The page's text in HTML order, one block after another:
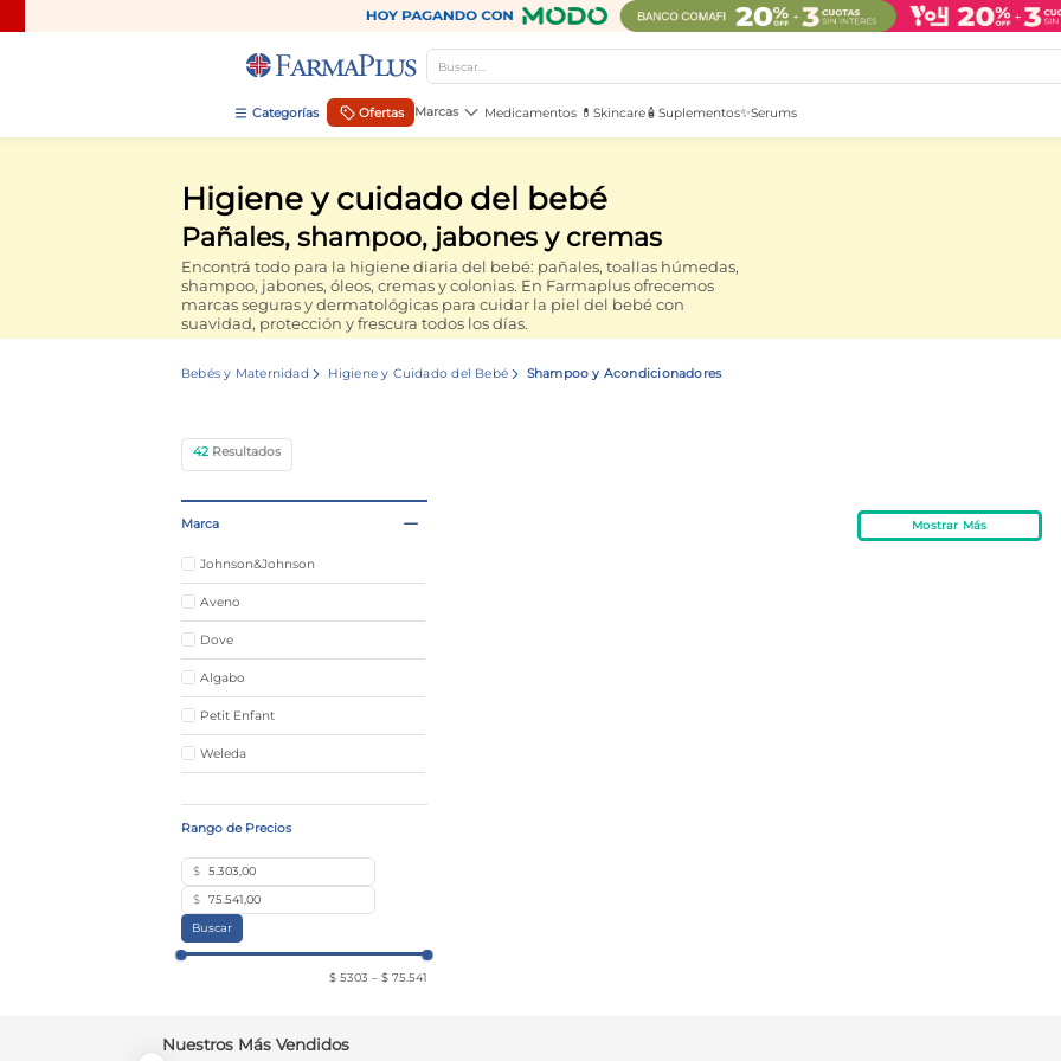
Buscar...
Ofertas Marcas Medicamentos 💊 Skincare🧴 Suplementos✨Serums
Higiene y cuidado del bebé
Pañales, shampoo, jabones y cremas
Encontrá todo para la higiene diaria del bebé: pañales, toallas húmedas,
shampoo, jabones, óleos, cremas y colonias. En Farmaplus ofrecemos
marcas seguras y dermatológicas para cuidar la piel del bebé con
suavidad, protección y frescura todos los días.
Bebés y Maternidad Higiene y Cuidado del Bebé Shampoo y Acondicionadores
42
Marca
Johnson&Johnson
Aveno
Dove
Algabo
Petit Enfant
Weleda
$
$
Buscar
$ 5303 – $ 75.541
Mostrar Más
Nuestros Más Vendidos
TÉRMINOS MÁS BUSCADOS
.
cerave limpieza
3.
creatina
4.
loreal
5.
shampoo
8 .
contorno ojos
10. vitamina c